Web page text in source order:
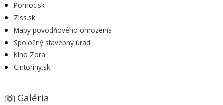
Pomoc.sk
Ziss.sk
Mapy povodňového ohrozenia
Spoločný stavebný úrad
Kino Zora
Cintoríny.sk
Galéria